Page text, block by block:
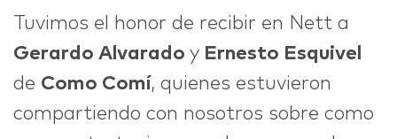
Tuvimos el honor de recibir en Nett a
Gerardo Alvarado y Ernesto Esquivel
de Como Comí, quienes estuvieron
compartiendo con nosotros sobre como
IDEAS